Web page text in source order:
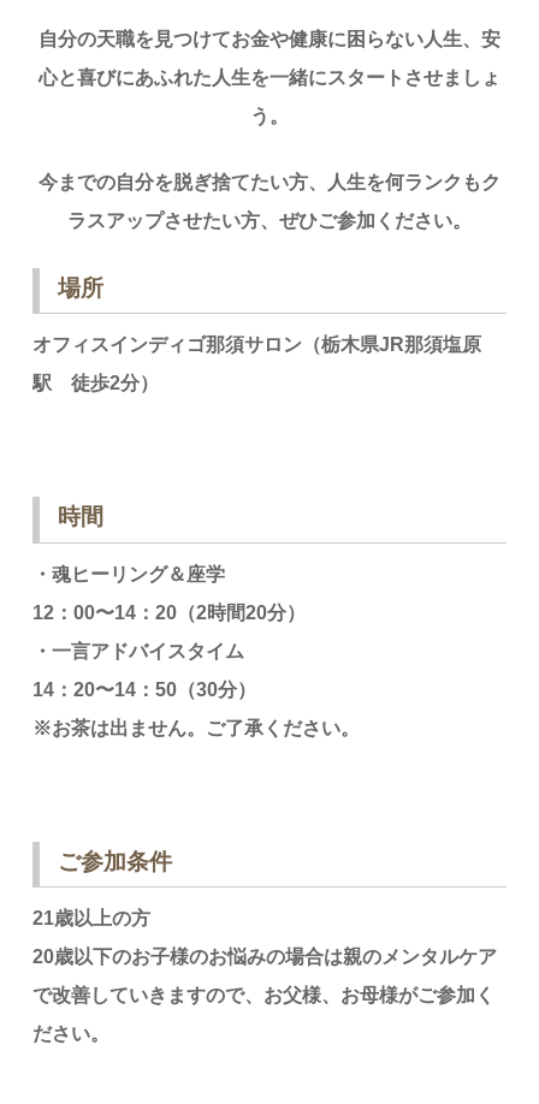
自分の天職を見つけてお金や健康に困らない人生、安
心と喜びにあふれた人生を一緒にスタートさせましょ
う。
今までの自分を脱ぎ捨てたい方、人生を何ランクもク
ラスアップさせたい方、ぜひご参加ください。
場所
オフィスインディゴ那須サロン（栃木県JR那須塩原
駅 徒歩2分）
時間
・魂ヒーリング＆座学
12：00〜14：20（2時間20分）
・一言アドバイスタイム
14：20〜14：50（30分）
※お茶は出ません。ご了承ください。
ご参加条件
21歳以上の方
20歳以下のお子様のお悩みの場合は親のメンタルケア
で改善していきますので、お父様、お母様がご参加く
ださい。